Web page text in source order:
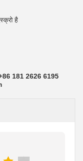
है
+86 181 2626 6195